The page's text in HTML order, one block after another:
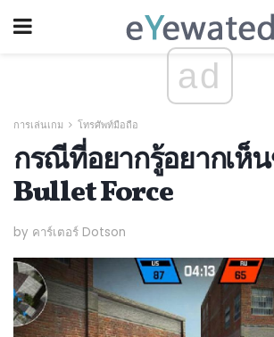
ad
การเล่นเกม โทรศัพท์มือถือ
กรณีที่อยากรู้อยากเห็
Bullet Force
by คาร์เตอร์ Dotson